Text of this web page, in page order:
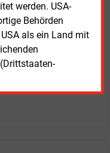
werden. USA-
Behörden
als ein Land mit